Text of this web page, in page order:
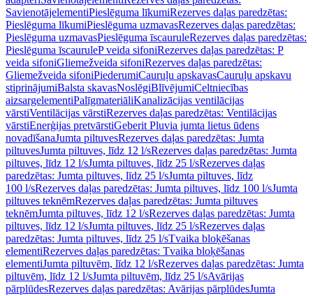
SavienotājelementiPieslēguma līkumiRezerves daļas paredzētas:
Pieslēguma līkumiPieslēguma uzmavasRezerves daļas paredzētas:
Pieslēguma uzmavasPieslēguma īscauruleRezerves daļas paredzētas:
Pieslēguma īscauruleP veida sifoniRezerves daļas paredzētas: P
veida sifoniGliemežveida sifoniRezerves daļas paredzētas:
Gliemežveida sifoniPiederumiCauruļu apskavasCauruļu apskavu
stiprinājumiBalsta skavasNoslēgiBlīvējumiCeltniecības
aizsargelementiPalīgmateriāliKanalizācijas ventilācijas
vārstiVentilācijas vārstiRezerves daļas paredzētas: Ventilācijas
vārstiEnerģijas pretvārstiGeberit Pluvia jumta lietus ūdens
novadīšanaJumta piltuvesRezerves daļas paredzētas: Jumta
piltuvesJumta piltuves, līdz 12 l/sRezerves daļas paredzētas: Jumta
piltuves, līdz 12 l/sJumta piltuves, līdz 25 l/sRezerves daļas
paredzētas: Jumta piltuves, līdz 25 l/sJumta piltuves, līdz
100 l/sRezerves daļas paredzētas: Jumta piltuves, līdz 100 l/sJumta
piltuves teknēmRezerves daļas paredzētas: Jumta piltuves
teknēmJumta piltuves, līdz 12 l/sRezerves daļas paredzētas: Jumta
piltuves, līdz 12 l/sJumta piltuves, līdz 25 l/sRezerves daļas
paredzētas: Jumta piltuves, līdz 25 l/sTvaika bloķēšanas
elementiRezerves daļas paredzētas: Tvaika bloķēšanas
elementiJumta piltuvēm, līdz 12 l/sRezerves daļas paredzētas: Jumta
piltuvēm, līdz 12 l/sJumta piltuvēm, līdz 25 l/sAvārijas
pārplūdesRezerves daļas paredzētas: Avārijas pārplūdesJumta